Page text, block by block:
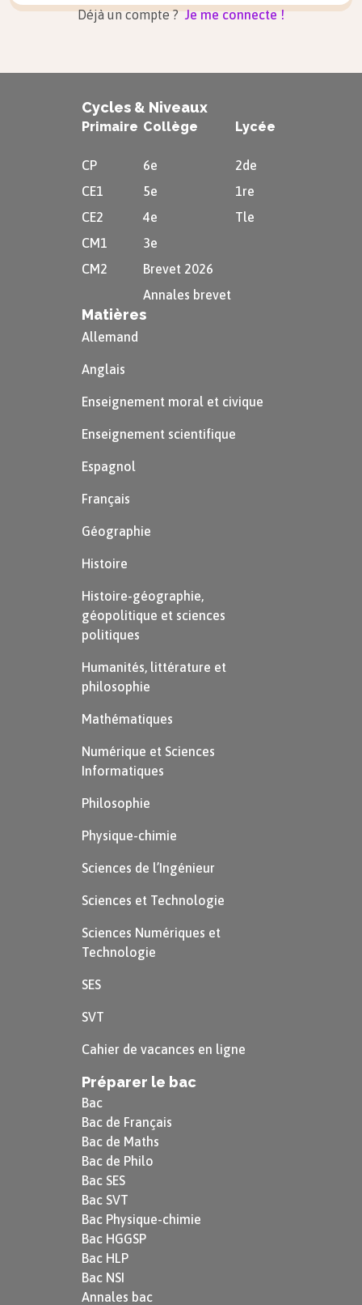
Déjà un compte ? Je me connecte !
Cycles & Niveaux
Primaire
CP
CE1
CE2
CM1
CM2
Collège
6e
5e
4e
3e
Brevet 2026
Annales brevet
Lycée
2de
1re
Tle
Matières
Allemand
Anglais
Enseignement moral et civique
Enseignement scientifique
Espagnol
Français
Géographie
Histoire
Histoire-géographie,
géopolitique et sciences
politiques
Humanités, littérature et
philosophie
Mathématiques
Numérique et Sciences
Informatiques
Philosophie
Physique-chimie
Sciences de l’Ingénieur
Sciences et Technologie
Sciences Numériques et
Technologie
SES
SVT
Cahier de vacances en ligne
Préparer le bac
Bac
Bac de Français
Bac de Maths
Bac de Philo
Bac SES
Bac SVT
Bac Physique-chimie
Bac HGGSP
Bac HLP
Bac NSI
Annales bac